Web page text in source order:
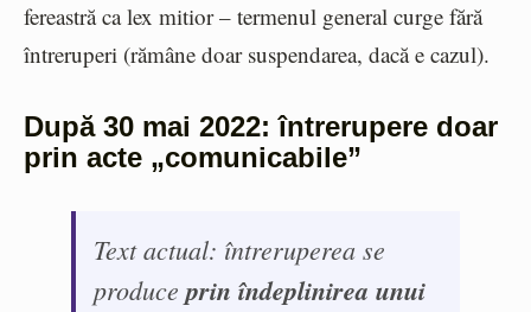
fereastră ca lex mitior – termenul general curge fără
întreruperi (rămâne doar suspendarea, dacă e cazul).
După 30 mai 2022: întrerupere doar
prin acte „comunicabile”
Text actual: întreruperea se
produceprin îndeplinirea unui